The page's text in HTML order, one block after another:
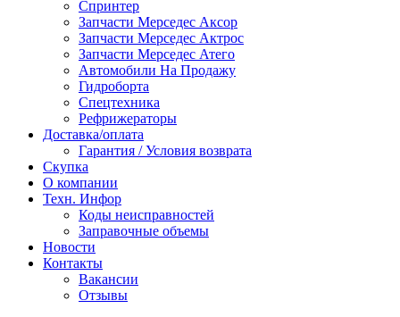
Спринтер
Запчасти Мерседес Аксор
Запчасти Мерседес Актрос
Запчасти Мерседес Атего
Автомобили На Продажу
Гидроборта
Спецтехника
Рефрижераторы
Доставка/оплата
Гарантия / Условия возврата
Скупка
О компании
Техн. Инфор
Коды неисправностей
Заправочные объемы
Новости
Контакты
Вакансии
Отзывы